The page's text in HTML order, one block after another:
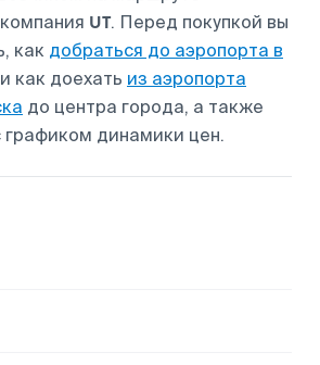
UT. Перед покупкой вы
как добраться до аэропорта в
и как доехать из аэропорта
до центра города, а также
графиком динамики цен.